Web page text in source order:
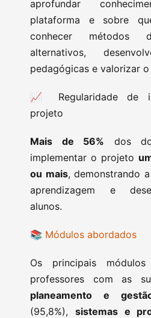
aprofundar
plataforma e sobre
conhecer métodos
alternativos,
pedagógicas e valorizar
📈 Regularidade de
projeto
Mais de 56% dos
implementar o projeto
ou mais, demonstrando
aprendizagem e
alunos.
📚 Módulos abordados
Os principais
professores com as
planeamento e
(95,8%), sistemas e